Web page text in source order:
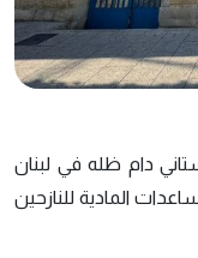
دام ظله في لبنان
١١/٨ بتقديم المساعدات المادية للنازحين